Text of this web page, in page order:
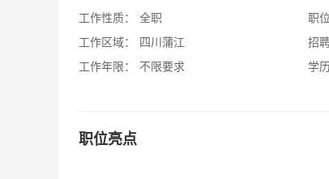
工作性质：
全职
工作区域：
四川蒲江
工作年限：
不限要求
职
招
学
职位亮点